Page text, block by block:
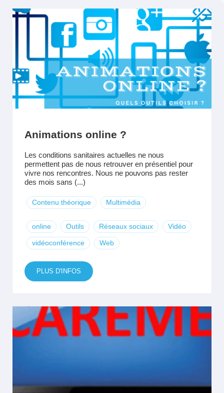
Animations online ?
Les conditions sanitaires actuelles ne nous
permettent pas de nous retrouver en présentiel pour
vivre nos rencontres. Nous ne pouvons pas rester
des mois sans (...)
Contenu théorique Multimédia
online Outils Réseaux sociaux Vidéo
vidéoconférence Web
PLUS D'INFOS